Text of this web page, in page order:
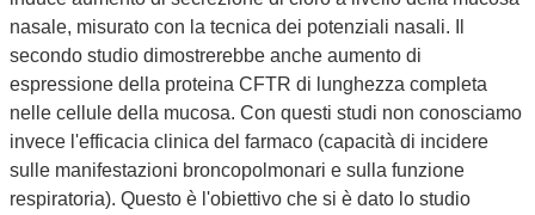
nasale, misurato con la tecnica dei potenziali nasali. Il
secondo studio dimostrerebbe anche aumento di
espressione della proteina CFTR di lunghezza completa
nelle cellule della mucosa. Con questi studi non conosciamo
invece l'efficacia clinica del farmaco (capacità di incidere
sulle manifestazioni broncopolmonari e sulla funzione
respiratoria). Questo è l'obiettivo che si è dato lo studio